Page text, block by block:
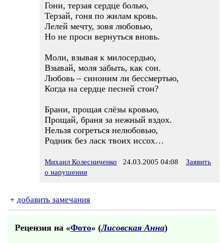
Гони, терзая сердце болью,
Терзай, гоня по жилам кровь.
Лелей мечту, зовя любовью,
Но не проси вернуться вновь.
Моли, взывая к милосердью,
Взывай, моля забыть, как сон.
Любовь – синоним ли бессмертью,
Когда на сердце песней стон?
Брани, прощая слёзы кровью,
Прощай, браня за нежный вздох.
Нельзя согреться нелюбовью,
Родник без ласк твоих иссох…
Михаил Колесниченко 24.03.2005 04:08
Заявить
о нарушении
+ добавить замечания
Рецензия на «Фото» (Лисовская Анна)